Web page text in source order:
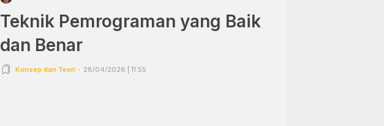
Teknik Pemrograman yang Baik
dan Benar
Konsep dan Teori 28/04/2026 | 11:55